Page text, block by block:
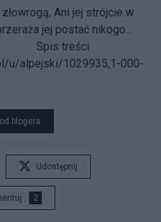
Ani jej strójcie w
jej postać nikogo...
u/alpejski/1029935,1-000-
blogera
Udostępnij
2